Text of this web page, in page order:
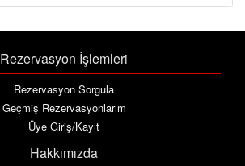
Rezervasyon İşlemleri
Rezervasyon Sorgula
Geçmiş Rezervasyonlarım
Üye Giriş/Kayıt
Hakkımızda